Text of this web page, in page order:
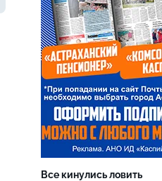
Все кинулись ловить